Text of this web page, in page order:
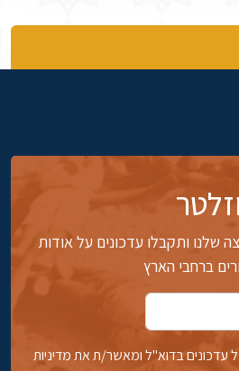
שלנו ותקבלו עדכונים על אודות
ברחבי הארץ
עדכונים בדוא''ל ומאשר/ת את מדיניות